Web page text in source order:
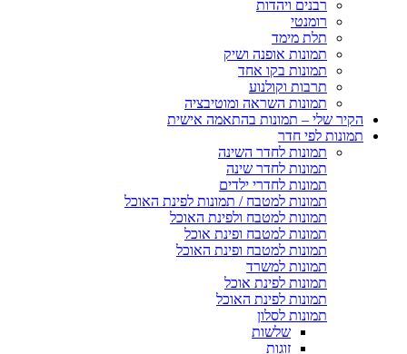
רבנים ויהדות
רומנטי
תלת מימד
תמונות אופנה ושיק
תמונות בקו אחד
תרבות וקולנוע
תמונות השראה ומוטיבציה
הקיר שלי – תמונות בהתאמה אישית
תמונות לפי חדר
תמונות לחדר השינה
תמונות לחדר שינה
תמונות לחדרי ילדים
תמונות למטבח / תמונות לפינת האוכל
תמונות למטבח ולפינת האוכל
תמונות למטבח ופינת אוכל
תמונות למטבח ופינת האוכל
תמונות למשרד
תמונות לפינת אוכל
תמונות לפינת האוכל
תמונות לסלון
שלשות
זוגות